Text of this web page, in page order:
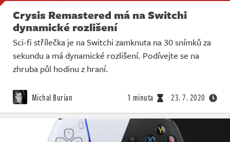
Crysis Remastered má na Switchi
dynamické rozlišení
Sci-fi střílečka je na Switchi zamknuta na 30 snímků za
sekundu a má dynamické rozlišení. Podívejte se na
zhruba půl hodinu z hraní.
Michal Burian 1 minuta 23. 7. 2020